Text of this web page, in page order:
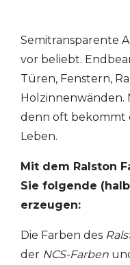
Semitransparente
vor beliebt.
Türen, Fenstern,
Holzinnenwänden.
denn oft bekommt
Leben.
Mit dem Ralston
Sie folgende
erzeugen:
Die Farben des
der NCS-Farben